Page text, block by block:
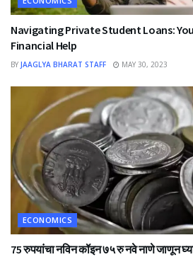
Navigating Private Student Loans:
Financial Help
BY JAAGLYA BHARAT STAFF MAY 30, 2023
ECONOMICS
75 रुपयांचा नविन कॉइन ७५ रु नवे नाणे जाणून